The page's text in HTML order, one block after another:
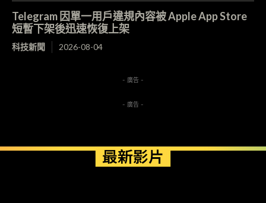
Telegram 因單一用戶違規內容被 Apple App Store
短暫下架後迅速恢復上架
科技新聞 2026-08-04
- 廣告 -
- 廣告 -
最新影片